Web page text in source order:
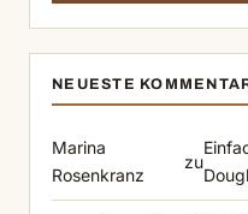
NEUESTE
Marina
Rosenkranz
zu